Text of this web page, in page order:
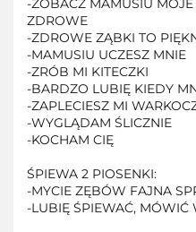
ZDROWE
-ZDROWE ZĄBKI TO
-MAMUSIU UCZESZ MNIE
-ZRÓB MI KITECZKI
-BARDZO LUBIĘ KIEDY
-ZAPLECIESZ MI
-WYGLĄDAM ŚLICZNIE
-KOCHAM CIĘ
ŚPIEWA 2 PIOSENKI:
-MYCIE ZĘBÓW FAJNA
-LUBIĘ ŚPIEWAĆ, MÓWIĆ